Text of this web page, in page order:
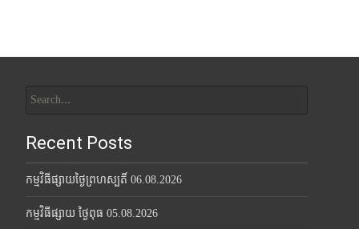
for:
Recent Posts
កម្មវិធីផ្សាយថ្ងៃព្រហស្បតិ៍ 06.08.2026
កម្មវិធីផ្សាយ ថ្ងៃពុធ 05.08.2026